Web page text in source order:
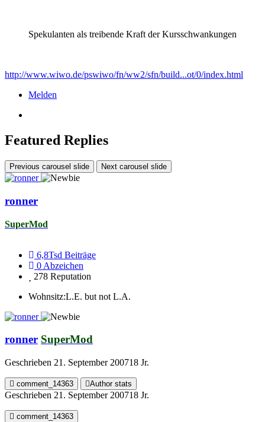
Spekulanten als treibende Kraft der Kursschwankungen
http://www.wiwo.de/pswiwo/fn/ww2/sfn/build...ot/0/index.html
Melden
Featured Replies
Previous carousel slide Next carousel slide
ronner
SuperMod
6,8Tsd Beiträge
0 Abzeichen
278 Reputation
Wohnsitz:L.E. but not L.A.
ronner SuperMod
Geschrieben 21. September 200718 Jr.
comment_14363 Author stats
Geschrieben 21. September 200718 Jr.
comment_14363